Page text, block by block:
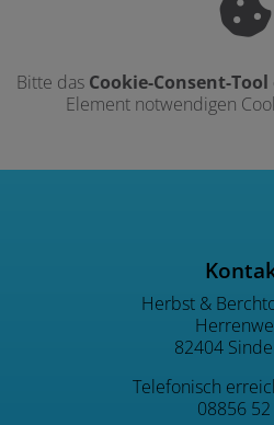
Bitte das Cookie-Consent-
Element notwendigen
Herbst &
82404
Telefonisch
08856 52